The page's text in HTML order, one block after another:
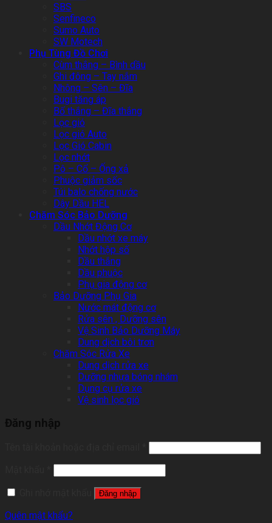
SBS
Senfineco
Sumo Auto
SW Motech
Phụ Tùng Đồ Chơi
Cùm thắng – Bình dầu
Ghi đông – Tay nắm
Nhông – Sên – Đĩa
Bugi tăng áp
Bố thắng – Đĩa thắng
Lọc gió
Lọc gió Auto
Lọc Gió Cabin
Lọc nhớt
Pô – Cổ – Ống xả
Phuộc giảm sốc
Túi balo chống nước
Dây Dầu HEL
Chăm Sóc Bảo Dưỡng
Dầu Nhớt Động Cơ
Dầu nhớt xe máy
Nhớt hộp số
Dầu thắng
Dầu phuộc
Phụ gia động cơ
Bảo Dưỡng Phụ Gia
Nước mát động cơ
Rửa sên , Dưỡng sên
Vệ Sinh Bảo Dưỡng Máy
Dung dịch bôi trơn
Chăm Sóc Rửa Xe
Dung dịch rửa xe
Dưỡng nhựa bóng nhám
Dụng cụ rửa xe
Vệ sinh lọc gió
Đăng nhập
Đăng nhập
Quên mật khẩu?